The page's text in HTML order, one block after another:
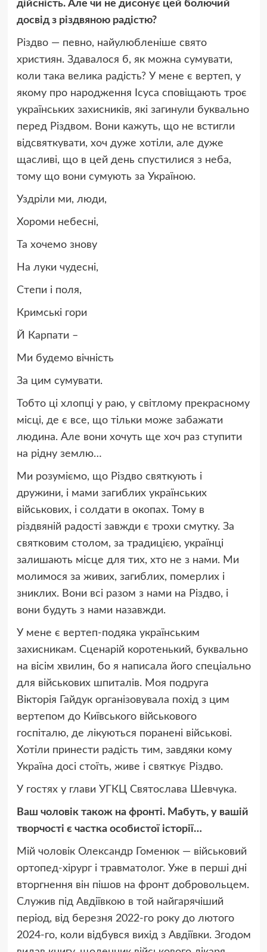
дійсність. Але чи не дисонує цей болючий
досвід з різдвяною радістю?
Різдво — певно, найулюбленіше свято
християн. Здавалося б, як можна сумувати,
коли така велика радість? У мене є вертеп, у
якому про народження Ісуса сповіщають троє
українських захисників, які загинули буквально
перед Різдвом. Вони кажуть, що не встигли
відсвяткувати, хоч дуже хотіли, але дуже
щасливі, що в цей день спустилися з неба,
тому що вони сумують за Україною.
Уздріли ми, люди,
Хороми небесні,
Та хочемо знову
На луки чудесні,
Степи і поля,
Кримські гори
Й Карпати –
Ми будемо вічність
За цим сумувати.
Тобто ці хлопці у раю, у світлому прекрасному
місці, де є все, що тільки може забажати
людина. Але вони хочуть ще хоч раз ступити
на рідну землю…
Ми розуміємо, що Різдво святкують і
дружини, і мами загиблих українських
військових, і солдати в окопах. Тому в
різдвяній радості завжди є трохи смутку. За
святковим столом, за традицією, українці
залишають місце для тих, хто не з нами. Ми
молимося за живих, загиблих, померлих і
зниклих. Вони всі разом з нами на Різдво, і
вони будуть з нами назавжди.
У мене є вертеп-подяка українським
захисникам. Сценарій коротенький, буквально
на вісім хвилин, бо я написала його спеціально
для військових шпиталів. Моя подруга
Вікторія Гайдук організовувала похід з цим
вертепом до Київського військового
госпіталю, де лікуються поранені військові.
Хотіли принести радість тим, завдяки кому
Україна досі стоїть, живе і святкує Різдво.
У гостях у глави УГКЦ Святослава Шевчука.
Ваш чоловік також на фронті. Мабуть, у вашій
творчості є частка особистої історії…
Мій чоловік Олександр Гоменюк — військовий
ортопед-хірург і травматолог. Уже в перші дні
вторгнення він пішов на фронт добровольцем.
Служив під Авдіївкою в той найгарячіший
період, від березня 2022-го року до лютого
2024-го, коли відбувся вихід з Авдіївки. Згодом